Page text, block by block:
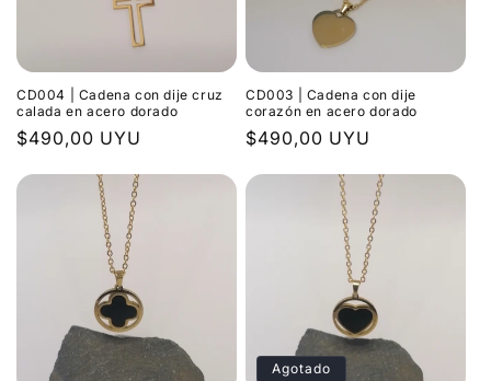
CD004 | Cadena con dije cruz
calada en acero dorado
Precio
$490,00 UYU
CD003 | Cadena con dije
corazón en acero dorado
Precio
$490,00 UYU
Agotado